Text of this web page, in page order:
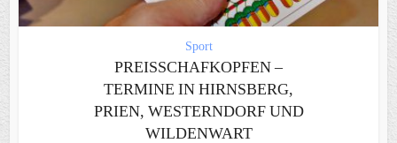
Sport
PREISSCHAFKOPFEN –
TERMINE IN HIRNSBERG,
PRIEN, WESTERNDORF UND
WILDENWART